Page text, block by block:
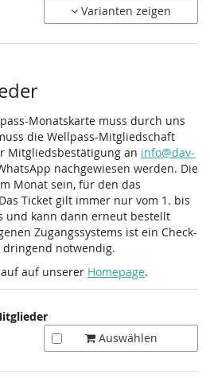
Varianten zeigen
Monatskarte muss durch uns
die Wellpass-Mitgliedschaft
Mitgliedsbestätigung an info@dav-
nachgewiesen werden. Die
Monat sein, für den das
Ticket gilt immer nur vom 1. bis
und kann dann erneut bestellt
Zugangssystems ist ein Check-
dringend notwendig.
auf unserer Homepage.
Auswählen